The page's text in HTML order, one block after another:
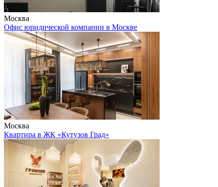
Москва
Офис юридической компании в Москве
Москва
Квартира в ЖК «Кутузов Град»